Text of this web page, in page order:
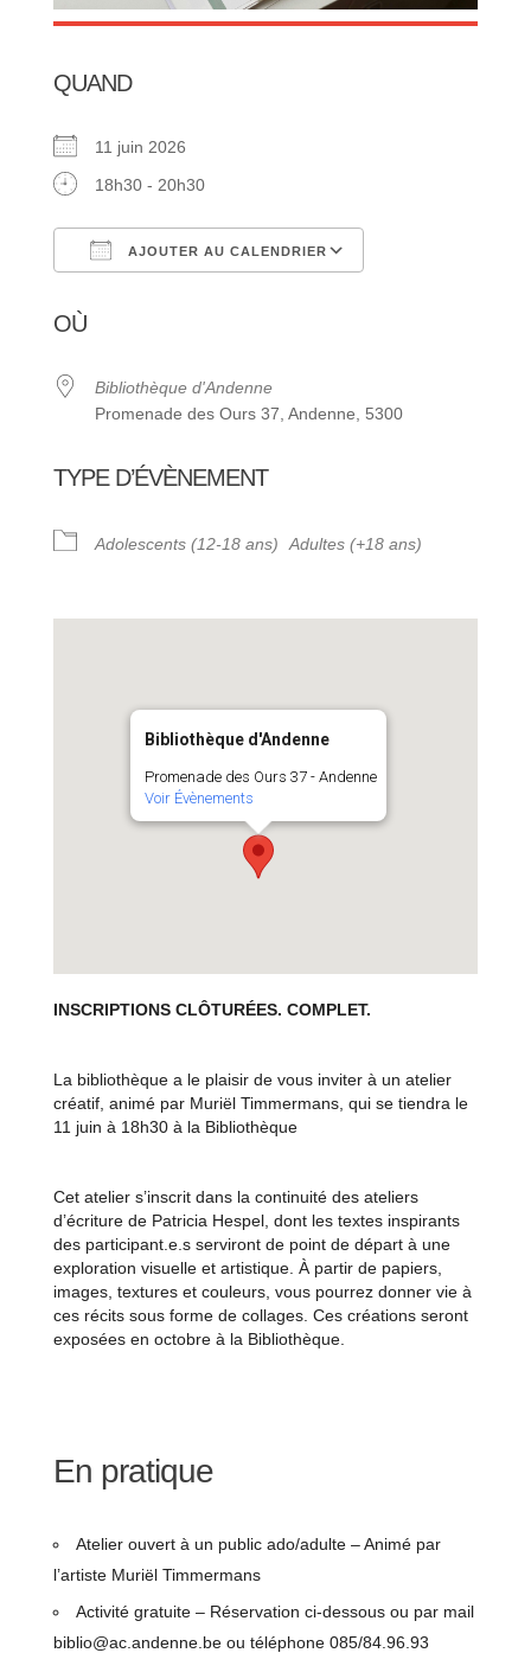
QUAND
11 juin 2026
18h30 - 20h30
AJOUTER AU CALENDRIER
OÙ
Bibliothèque d'Andenne
Promenade des Ours 37, Andenne, 5300
TYPE D’ÉVÈNEMENT
Adolescents (12-18 ans) Adultes (+18 ans)
Bibliothèque d'Andenne
Promenade des Ours 37 - Andenne
Voir Évènements
INSCRIPTIONS CLÔTURÉES. COMPLET.
La bibliothèque a le plaisir de vous inviter à un atelier
créatif, animé par Muriël Timmermans, qui se tiendra le
11 juin à 18h30 à la Bibliothèque
Cet atelier s’inscrit dans la continuité des ateliers
d’écriture de Patricia Hespel, dont les textes inspirants
des participant.e.s serviront de point de départ à une
exploration visuelle et artistique. À partir de papiers,
images, textures et couleurs, vous pourrez donner vie à
ces récits sous forme de collages. Ces créations seront
exposées en octobre à la Bibliothèque.
En pratique
Atelier ouvert à un public ado/adulte – Animé par
l’artiste Muriël Timmermans
Activité gratuite – Réservation ci-dessous ou par mail
biblio@ac.andenne.be ou téléphone 085/84.96.93